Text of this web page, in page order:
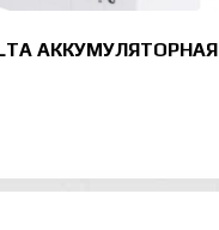
АККУМУЛЯТОРНАЯ